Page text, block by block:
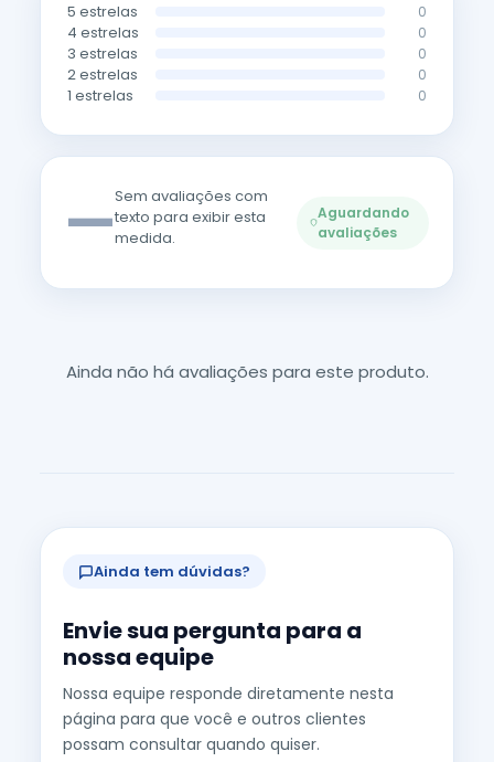
5 estrelas 0
4 estrelas 0
3 estrelas 0
2 estrelas 0
1 estrelas 0
—Sem avaliações com
texto para exibir esta
medida.
Aguardando
avaliações
Ainda não há avaliações para este produto.
Ainda tem dúvidas?
Envie sua pergunta para a
nossa equipe
Nossa equipe responde diretamente nesta
página para que você e outros clientes
possam consultar quando quiser.